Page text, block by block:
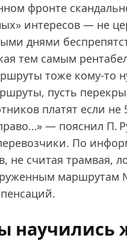
фронте
интересов — не
днями
тем самым
тоже кому‑то
пусть
платят если
— пояснил П.
По
не считая трамвая,
маршрутам
научились